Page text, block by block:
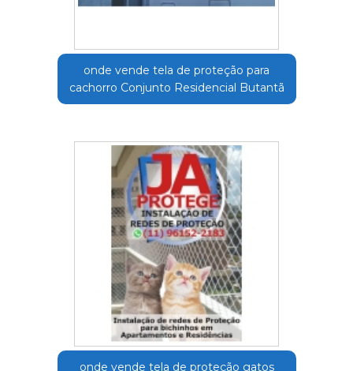
onde vende tela de proteção para
cachorro Conjunto Residencial Butantã
onde vende tela de proteção gatos